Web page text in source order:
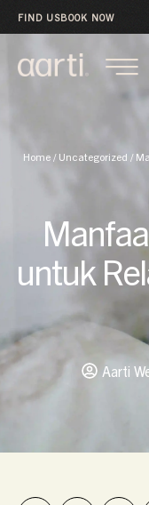
FIND USBOOK NOW
Home/ Uncategorized /
untuk
Aarti